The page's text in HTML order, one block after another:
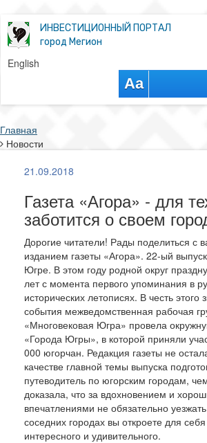
ИНВЕСТИЦИОННЫЙ ПОРТАЛ
город Мегион
English
Aa
Главная
Новости
21.09.2018
Газета «Агора» - для
заботится о своем
Дорогие читатели! Рады поделиться с
изданием газеты «Агора». 22-ый
Югре. В этом году родной округ
лет с момента первого упоминания в
исторических летописях. В честь этого
события межведомственная рабочая
«Многовековая Югра» провела
«Города Югры», в которой приняли
000 югорчан. Редакция газеты не
качестве главной темы выпуска
путеводитель по югорским городам,
доказала, что за вдохновением и
впечатлениями не обязательно
соседних городах вы откроете для
интересного и удивительного.